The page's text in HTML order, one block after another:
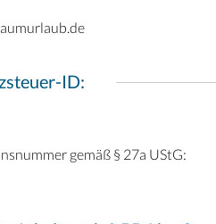
ID:
gemäß § 27a UStG: